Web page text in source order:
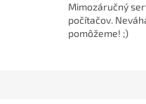
Mimozáručný
počítačov.
pomôžeme! ;)